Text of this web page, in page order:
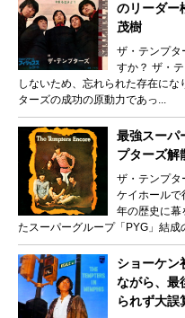
のリーダ
茂樹
ザ・テンプタ
すか？ ザ・
しないため、忘れられた存在に
ターズの成功の原動力であっ...
最強スーパ
プターズ解
ザ・テンプタ
ケイホールで
年の歴史に幕
たスーパーグループ「PYG」結成
ショーケン
ながら、最
られず大誤